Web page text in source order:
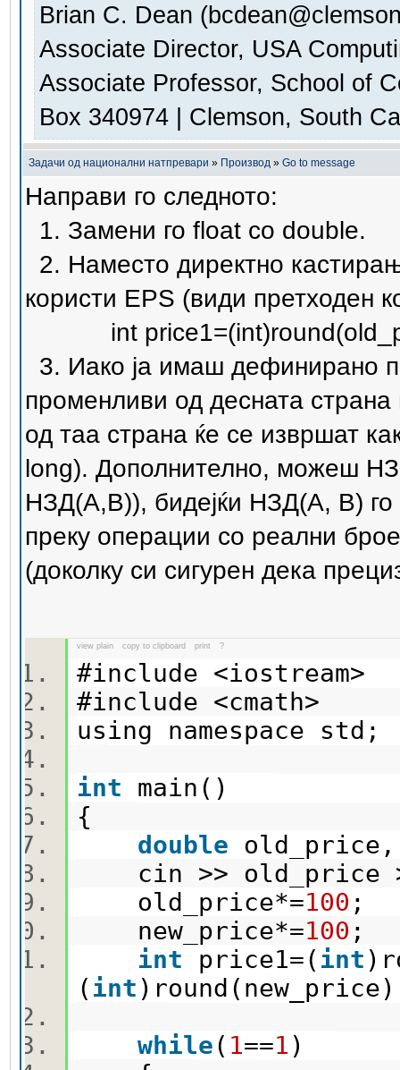
Brian C. Dean
Associate Director, USA
Associate Professor, School of
Box 340974 | Clemson, South
Задачи од национални натпревари » Производ » Go to message
Направи го следното:
1. Замени го float со double.
2. Наместо директно
користи EPS (види претходен
int
3. Иако ја имаш дефинирано
променливи од десната
од таа страна ќе се извршат
long). Дополнително, можеш
НЗД(A,B)), бидејќи НЗД(A, B)
преку операции со реални
(доколку си сигурен дека
view plain copy to clipboard print ?
#include
#include <cmath>
using namespace
int main()
{
double
cin >> old_price
old_price*=100
new_price*=100
int price1=( int
( int
while( 1==1 )